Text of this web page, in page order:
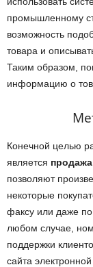
промышленному
возможность
товара и
Таким образом,
информацию о
Конечной целью
является продажа
позволяют
некоторые
факсу или даже по
любом случае,
поддержки
сайта